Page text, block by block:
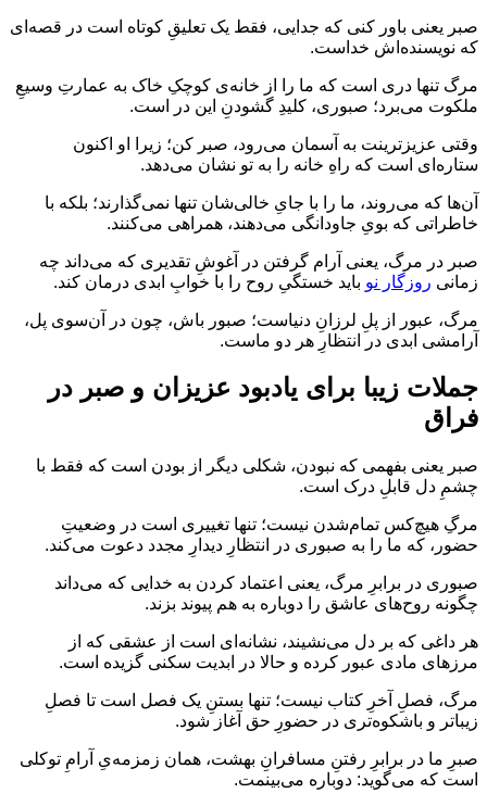
صبر یعنی باور کنی که جدایی، فقط یک تعلیقِ کوتاه است در قصه‌ای
که نویسنده‌اش خداست.
مرگ تنها دری است که ما را از خانه‌ی کوچکِ خاک به عمارتِ وسیعِ
ملکوت می‌برد؛ صبوری، کلیدِ گشودنِ این در است.
وقتی عزیزترینت به آسمان می‌رود، صبر کن؛ زیرا او اکنون
ستاره‌ای است که راهِ خانه را به تو نشان می‌دهد.
آن‌ها که می‌روند، ما را با جایِ خالی‌شان تنها نمی‌گذارند؛ بلکه با
خاطراتی که بویِ جاودانگی می‌دهند، همراهی می‌کنند.
صبر در مرگ، یعنی آرام گرفتن در آغوشِ تقدیری که می‌داند چه
زمانی روزگار نو باید خستگیِ روح را با خوابِ ابدی درمان کند.
مرگ، عبور از پلِ لرزانِ دنیاست؛ صبور باش، چون در آن‌سوی پل،
آرامشی ابدی در انتظارِ هر دو ماست.
جملات زیبا برای یادبود عزیزان و صبر در
فراق
صبر یعنی بفهمی که نبودن، شکلی دیگر از بودن است که فقط با
چشمِ دل قابلِ درک است.
مرگِ هیچ‌کس تمام‌شدن نیست؛ تنها تغییری است در وضعیتِ
حضور، که ما را به صبوری در انتظارِ دیدارِ مجدد دعوت می‌کند.
صبوری در برابرِ مرگ، یعنی اعتماد کردن به خدایی که می‌داند
چگونه روح‌های عاشق را دوباره به هم پیوند بزند.
هر داغی که بر دل می‌نشیند، نشانه‌ای است از عشقی که از
مرزهای مادی عبور کرده و حالا در ابدیت سکنی گزیده است.
مرگ، فصلِ آخرِ کتاب نیست؛ تنها بستنِ یک فصل است تا فصلِ
زیباتر و باشکوه‌تری در حضورِ حق آغاز شود.
صبرِ ما در برابرِ رفتنِ مسافرانِ بهشت، همان زمزمه‌یِ آرامِ توکلی
است که می‌گوید: دوباره می‌بینمت.